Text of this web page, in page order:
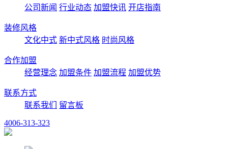
公司新闻 行业动态 加盟快讯 开店指南
装修风格
文化中式 新中式风格 时尚风格
合作加盟
经营理念 加盟条件 加盟流程 加盟优势
联系方式
联系我们
留言板
4006-313-323